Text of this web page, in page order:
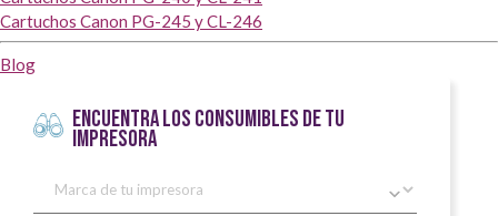
Cartuchos Canon PG-245 y CL-246
Blog
ENCUENTRA LOS CONSUMIBLES DE TU
IMPRESORA